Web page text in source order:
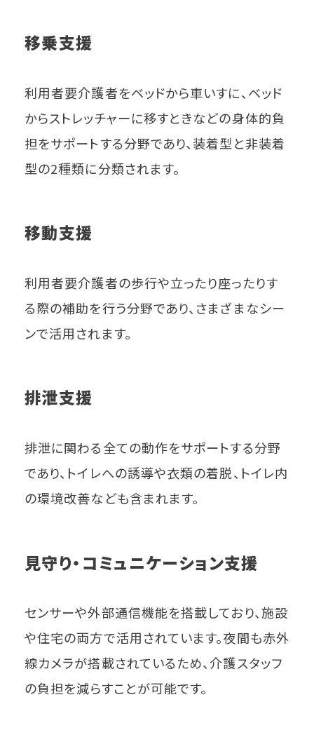
移乗支援
利用者要介護者をベッドから車いすに、ベッド
からストレッチャーに移すときなどの身体的負
担をサポートする分野であり、装着型と非装着
型の2種類に分類されます。
移動支援
利用者要介護者の歩行や立ったり座ったりす
る際の補助を行う分野であり、さまざまなシー
ンで活用されます。
排泄支援
排泄に関わる全ての動作をサポートする分野
であり、トイレへの誘導や衣類の着脱、トイレ内
の環境改善なども含まれます。
見守り・コミュニケーション支援
センサーや外部通信機能を搭載しており、施設
や住宅の両方で活用されています。夜間も赤外
線カメラが搭載されているため、介護スタッフ
の負担を減らすことが可能です。